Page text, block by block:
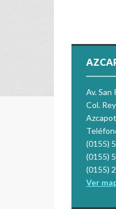
Av. San
Col.
(0155)
(0155)
(0155)
Ver